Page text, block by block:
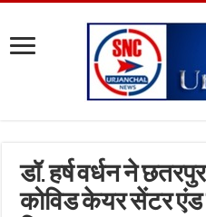
डॉ. हर्ष वर्धन ने
कोविड केयर सेंटर एंड